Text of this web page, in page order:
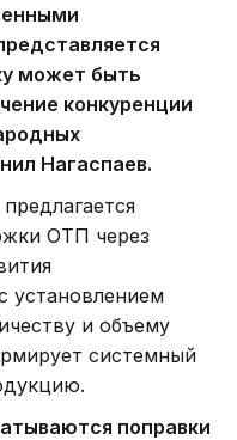
может быть
конкуренции
Нагаспаев.
ОТП через
установлением
и объему
системный
поправки